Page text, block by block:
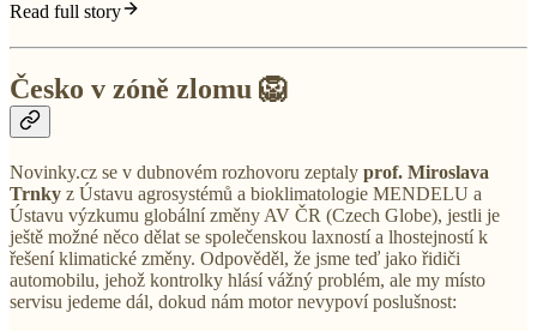
Read full story
Česko v zóně zlomu 🦁
Novinky.cz se v dubnovém rozhovoru zeptaly prof. Miroslava
Trnky z Ústavu agrosystémů a bioklimatologie MENDELU a
Ústavu výzkumu globální změny AV ČR (Czech Globe), jestli je
ještě možné něco dělat se společenskou laxností a lhostejností k
řešení klimatické změny. Odpověděl, že jsme teď jako řidiči
automobilu, jehož kontrolky hlásí vážný problém, ale my místo
servisu jedeme dál, dokud nám motor nevypoví poslušnost: